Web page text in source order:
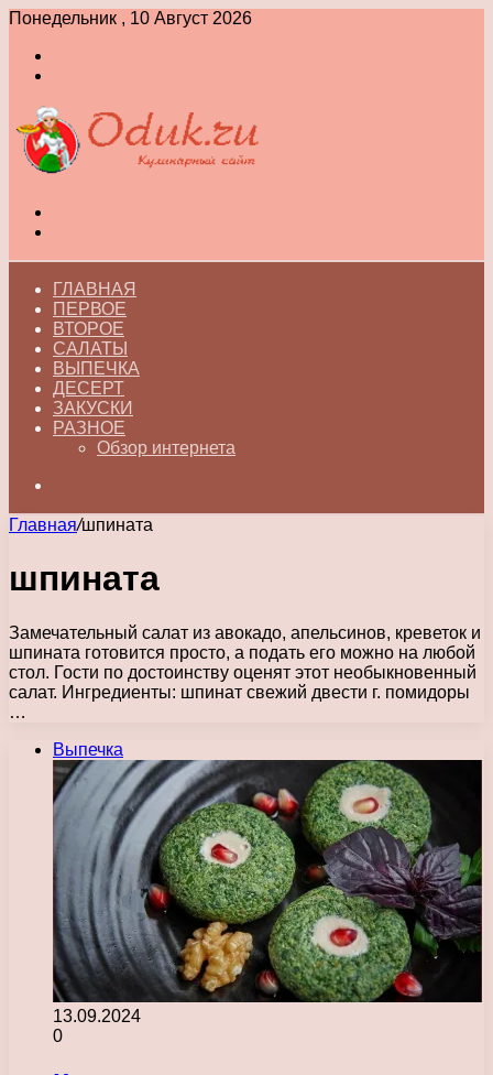
Понедельник , 10 Август 2026
ГЛАВНАЯ
ПЕРВОЕ
ВТОРОЕ
САЛАТЫ
ВЫПЕЧКА
ДЕСЕРТ
ЗАКУСКИ
РАЗНОЕ
Обзор интернета
Главная/шпината
шпината
Замечательный салат из авокадо, апельсинов, креветок и
шпината готовится просто, а подать его можно на любой
стол. Гости по достоинству оценят этот необыкновенный
салат. Ингредиенты: шпинат свежий двести г. помидоры
…
Выпечка
13.09.2024
0